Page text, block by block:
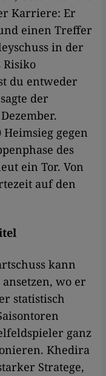
Karriere: Er
einen Treffer
in der
Risiko
du entweder
der
Heimsieg gegen
des
ein Tor. Von
auf den
kann
wo er
statistisch
ganz
Khedira
Stratege,